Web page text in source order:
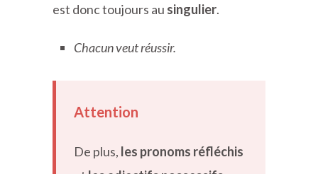
est donc toujours au singulier.
Chacun veut réussir.
Attention
De plus, les pronoms réfléchis